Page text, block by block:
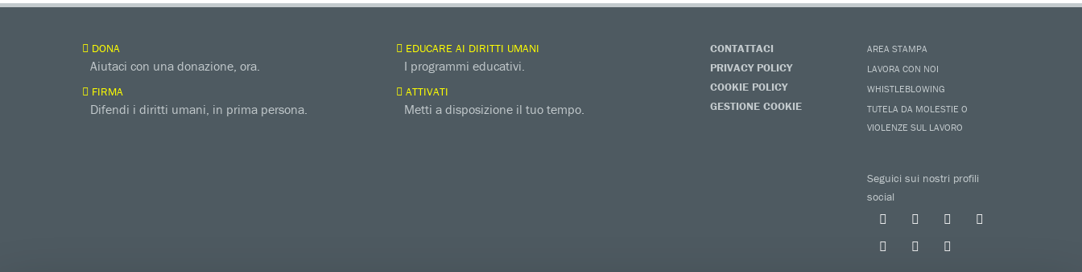
DONA
Aiutaci con una donazione, ora.
FIRMA
Difendi i diritti umani, in prima persona.
EDUCARE AI DIRITTI UMANI
I programmi educativi.
ATTIVATI
Metti a disposizione il tuo tempo.
CONTATTACI
PRIVACY POLICY
COOKIE POLICY
GESTIONE COOKIE
AREA STAMPA
LAVORA CON NOI
WHISTLEBLOWING
TUTELA DA MOLESTIE O
VIOLENZE SUL LAVORO
Seguici sui nostri profili
social